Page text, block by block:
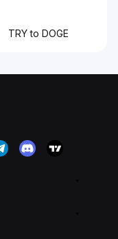
TRY to DOGE